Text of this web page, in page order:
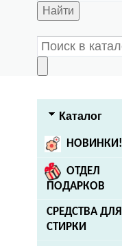
Найти
Каталог
НОВИНКИ!
ОТДЕЛ
ПОДАРКОВ
СРЕДСТВА ДЛЯ
СТИРКИ